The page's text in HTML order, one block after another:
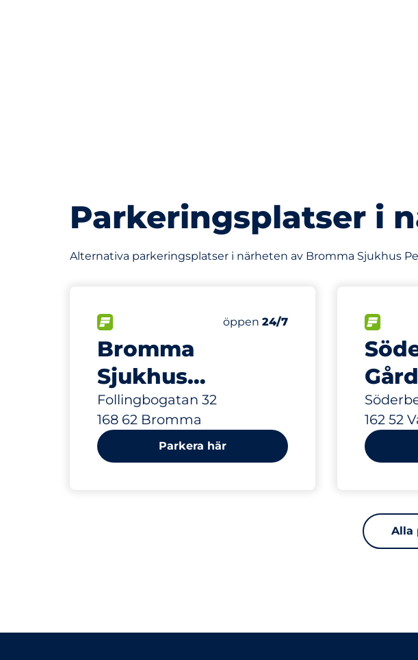
Parkeringsplatser i
Alternativa parkeringsplatser i närheten av Bromma Sjukhus
Bromma
Sjukhus
besökande
Follingbogatan 32
168 62 Bromma
Antal parkeringsplatser:
Totalt antal platser
Fredag
öppen 24/7
195 m
Parkera här
162 52
249 m
Alla